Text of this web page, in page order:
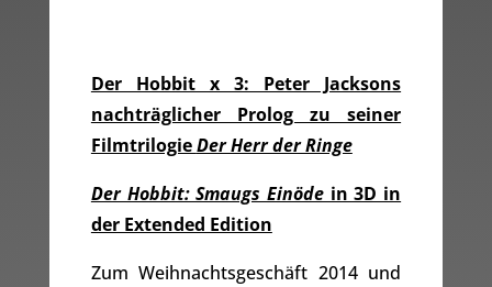
Der Hobbit x 3: Peter Jacksons
nachträglicher Prolog zu seiner
FilmtrilogieDer Herr der Ringe
Der Hobbit: Smaugs Einöde in 3D in
der Extended Edition
Zum Weihnachtsgeschäft 2014 und